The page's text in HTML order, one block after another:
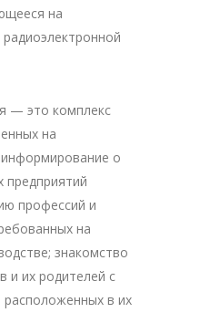
на
— это комплекс
на
о
предприятий
профессий и
на
знакомство
и их родителей с
в их